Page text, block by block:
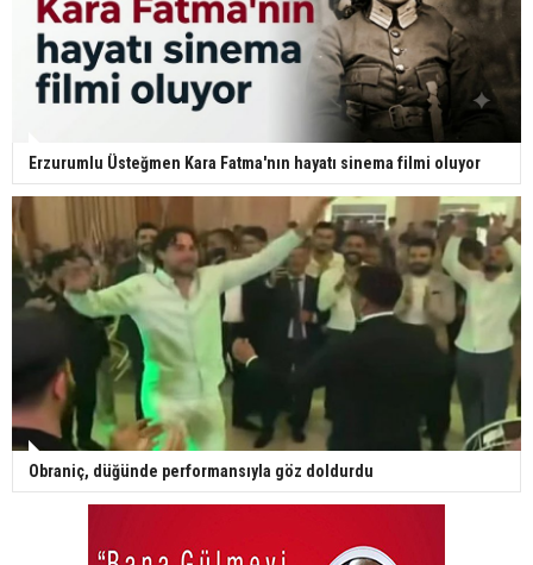
Erzurumlu Üsteğmen Kara Fatma'nın hayatı sinema filmi oluyor
Obraniç, düğünde performansıyla göz doldurdu